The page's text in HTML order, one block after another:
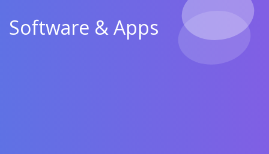
Software & Apps